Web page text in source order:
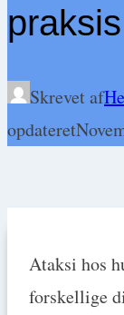
praksis
Skrevet af
opdateret
Ataksi hos
forskellige